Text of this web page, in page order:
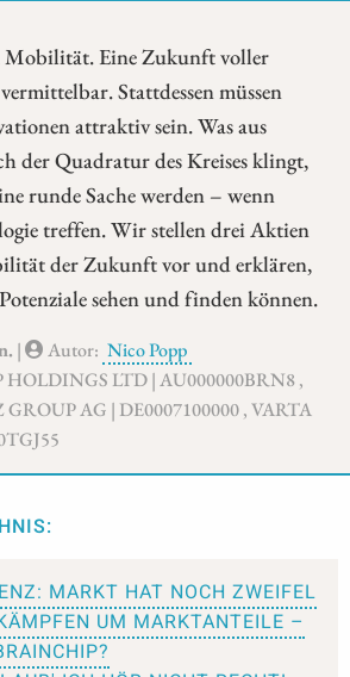
Mobilität. Eine Zukunft voller
Stattdessen müssen
attraktiv sein. Was aus
der Quadratur des Kreises klingt,
runde Sache werden – wenn
treffen. Wir stellen drei Aktien
der Zukunft vor und erklären,
sehen und finden können.
| Autor: Nico Popp
LTD | AU000000BRN8 ,
AG | DE0007100000 , VARTA
MARKT HAT NOCH ZWEIFEL
UM MARKTANTEILE –